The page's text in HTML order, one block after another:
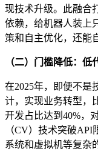
现技术升级。此融合
依赖，给机器人装上
策和自主优化，还能
（二）门槛降低：
在2025年，即便不是
计，实现业务转型，
开发占比达到40%，
（CV）技术突破
系统和虚拟机等复杂